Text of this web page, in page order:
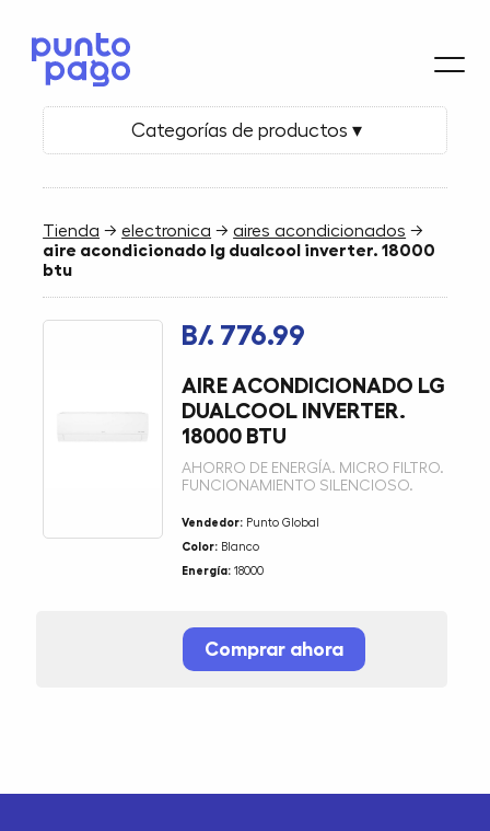
Categorías de productos ▾
Tienda →electronica →aires acondicionados →
aire acondicionado lg dualcool inverter. 18000
btu
B/. 776.99
AIRE ACONDICIONADO LG
DUALCOOL INVERTER.
18000 BTU
AHORRO DE ENERGÍA. MICRO FILTRO.
FUNCIONAMIENTO SILENCIOSO.
Vendedor: Punto Global
Color: Blanco
Energía: 18000
Comprar ahora